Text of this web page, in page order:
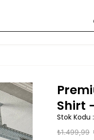
Shirt
Stok Kodu
₺1.499,99